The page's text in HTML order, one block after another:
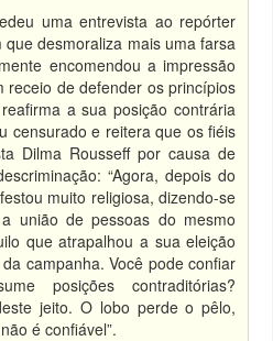
uma entrevista ao repórter
desmoraliza mais uma farsa
encomendou a impressão
receio de defender os princípios
a sua posição contrária
censurado e reitera que os fiéis
Dilma Rousseff por causa de
“Agora, depois do
muito religiosa, dizendo-se
união de pessoas do mesmo
que atrapalhou a sua eleição
campanha. Você pode confiar
posições contraditórias?
jeito. O lobo perde o pêlo,
é confiável”.